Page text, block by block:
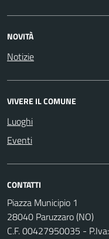
NOVITÀ
Notizie
VIVERE IL COMUNE
Luoghi
Eventi
CONTATTI
Piazza Municipio 1
28040 Paruzzaro (NO)
C.F. 00427950035 -